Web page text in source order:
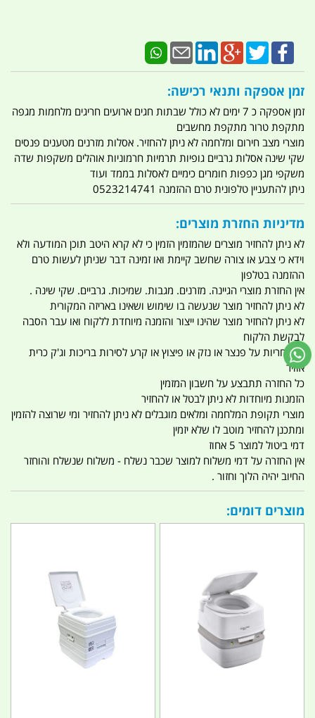
זמן אספקה ותנאי רכישה:
זמן אספקה כ 7 ימים לא כולל שבתות חגים ארועים חריגים מלחמות מגפה
מתקפת טרור מתקפת מחשבים
מוצרי מצב חירום ומלחמה לא ניתן להחזיר. אסלות מזרנים מטענים פנסים
שקי שינה אסלות גרביים גופיות תרמיות חרמוניות אוהלים משקפות שדה
משקפי מגן כפפות חומרים כימיים לאסלות בממד ועוד
ניתן להתעניין טלפונית טרם ההזמנה 0523214741
מדיניות החזרת מוצרים:
לא ניתן להחזיר מוצרים שהמזמין הזמין כי לא קרא היטב תוכן המודעה ולא
וידא כי צבע או צורה שחשב קיימת ואו זמינה דבר שניתן לעשות טרם
ההזמנה בטלפון
אין החזרת מוצרי הגיינה. מזרנים. מגבות. שמיכות. גרביים. שקי שינה .
לא ניתן להחזיר מוצר שנעשה בו שימוש ושאינו באריזה המקורית
לא ניתן להחזיר מוצר שהינו ייצור והזמנה מיוחדת ללקוח ואו עבר הסבה
לבקשת הלקוח
אין אחריות על פנצר או נזק או פיצוץ או קרע לסירות בריכות וג'ק כרית
אוויר
כל החזרה תתבצע על חשבון המזמין
הזמנות מיוחדות לא ניתן לבטל או להחזיר
מוצרי תקופת המלחמה ומלאים מוגבלים לא ניתן להחזיר ומי שרוצה להזמין
ומתכנן להחזיר מוטב לו שלא יזמין
דמי ביטול למוצר 5 אחוז
אין החזרה על דמי משלוח למוצר שכבר נשלח - משלוח שנשלח והוחזר
החיוב יהיה הלוך וחזור .
מוצרים דומים: